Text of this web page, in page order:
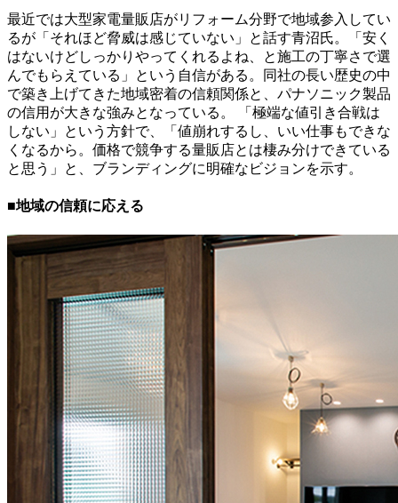
最近では大型家電量販店がリフォーム分野で地域参入してい
るが「それほど脅威は感じていない」と話す青沼氏。「安く
はないけどしっかりやってくれるよね、と施工の丁寧さで選
んでもらえている」という自信がある。同社の長い歴史の中
で築き上げてきた地域密着の信頼関係と、パナソニック製品
の信用が大きな強みとなっている。 「極端な値引き合戦は
しない」という方針で、「値崩れするし、いい仕事もできな
くなるから。価格で競争する量販店とは棲み分けできている
と思う」と、ブランディングに明確なビジョンを示す。
■地域の信頼に応える